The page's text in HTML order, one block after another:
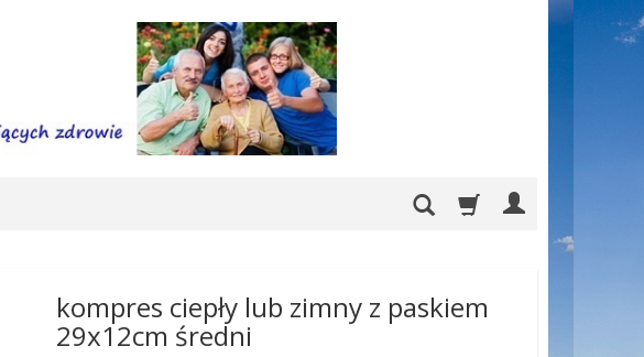
kompres ciepły lub zimny z paskiem
29x12cm średni